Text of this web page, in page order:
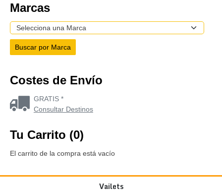
Marcas
Costes de Envío
GRATIS *
Consultar Destinos
Tu Carrito (0)
El carrito de la compra está vacío
Vailets